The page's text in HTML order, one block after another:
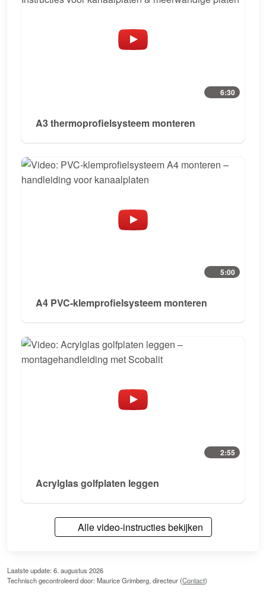
6:30
A3 thermoprofielsysteem monteren
5:00
A4 PVC-klemprofielsysteem monteren
2:55
Acrylglas golfplaten leggen
Alle video-instructies bekijken
Laatste update: 6. augustus 2026
Technisch gecontroleerd door: Maurice Grimberg, directeur (Contact)